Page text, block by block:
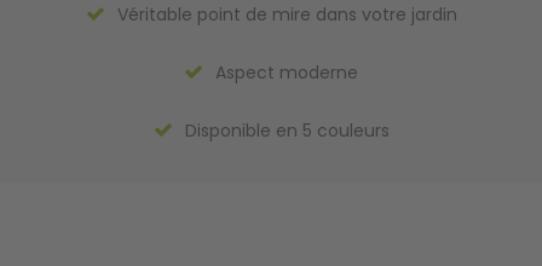
Véritable point de mire dans votre jardin
Aspect moderne
Disponible en 5 couleurs